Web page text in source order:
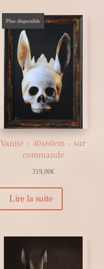
Plus disponible
Vanité – 40x60cm – sur
commande
319,00€
Lire la suite